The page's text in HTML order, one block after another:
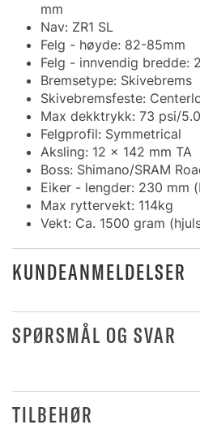
mm
Nav: ZR1 SL
Felg - høyde: 82-85mm
Felg - innvendig bredde:
Bremsetype: Skivebrems
Skivebremsfeste:
Max dekktrykk: 73 psi/
Felgprofil: Symmetrical
Aksling: 12 x 142 mm TA
Boss: Shimano/SRAM
Eiker - lengder: 230 mm
Max ryttervekt: 114kg
Vekt: Ca. 1500 gram
KUNDEANMELDELSER
SPØRSMÅL OG SVAR
TILBEHØR